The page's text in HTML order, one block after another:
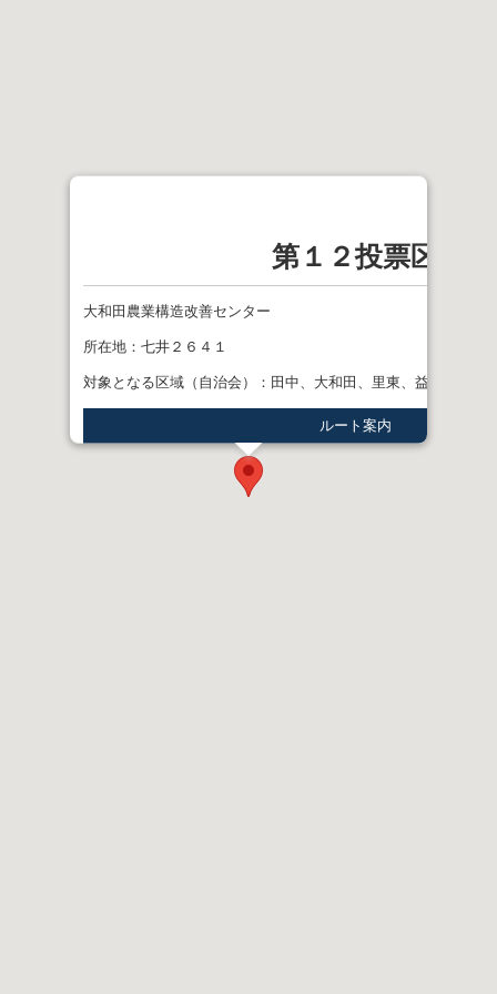
第１２投票区
大和田農業構造改善センター
所在地：七井２６４１
対象となる区域（自治会）：田中、大和田、里東、益子リバテ
ルート案内